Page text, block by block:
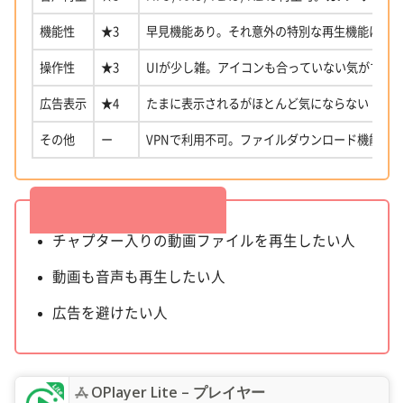
機能性 ★3 早見機能あり。それ意外の特別な再生機能は無し
操作性 ★3 UIが少し雑。アイコンも合っていない気がする
広告表示 ★4 たまに表示されるがほとんど気にならない
その他 ー VPNで利用不可。ファイルダウンロード機能有り
チャプター入りの動画ファイルを再生したい人
動画も音声も再生したい人
広告を避けたい人
‎OPlayer Lite – プレイヤー